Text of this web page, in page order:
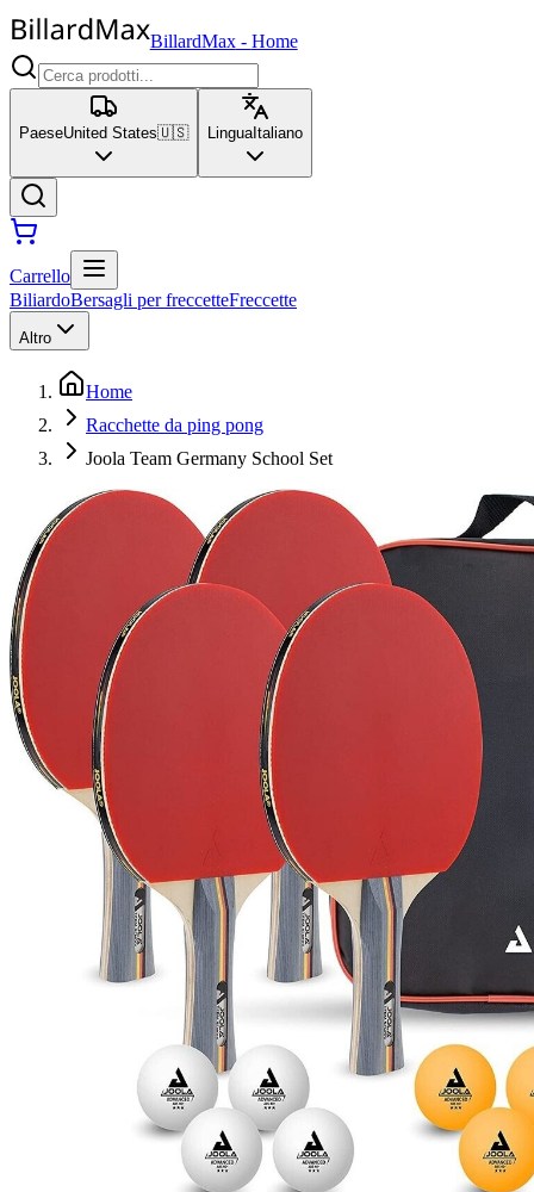
BillardMax- Home
PaeseUnited States🇺🇸 LinguaItaliano
Carrello
BiliardoBersagli per freccetteFreccette
Altro
Home
Racchette da ping pong
Joola Team Germany School Set